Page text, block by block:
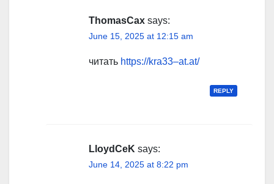
ThomasCax says:
June 15, 2025 at 12:15 am
читать https://kra33–at.at/
REPLY
LloydCeK says:
June 14, 2025 at 8:22 pm